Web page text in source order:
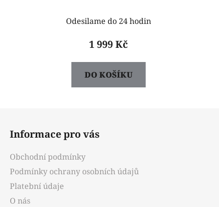
Odesilame do 24 hodin
1 999 Kč
DO KOŠÍKU
Informace pro vás
Obchodní podmínky
Podmínky ochrany osobních údajů
Platební údaje
O nás